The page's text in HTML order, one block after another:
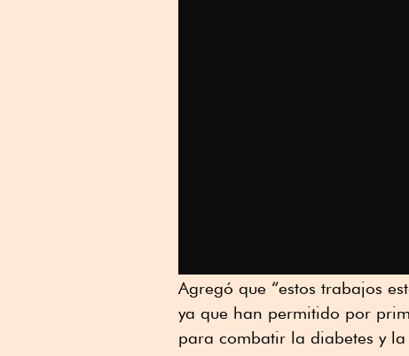
Agregó que “estos trabajos
ya que han permitido por
para combatir la diabetes y